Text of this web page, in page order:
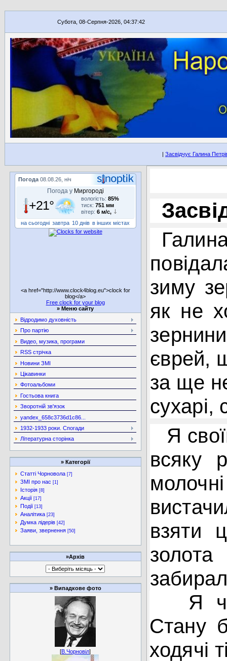
Субота, 08-Серпня-2026, 04:37:42
| Засвідчує Галина
Погода 08.08.26, ніч
Погода у Миргороді
+21° вологість: 85%
тиск: 751 мм
вітер: 6 м/с,
на сьогодні завтра 10 днів в інших містах
<a href="http://www.clock4blog.eu">clock for
blog</a>
Free clock for your blog
»Меню сайту
Відродимо духовність
Про партію
Видео, музика, програми
RSS стрічка
Новини ЗМІ
Цікавинки
Фотоальбоми
Гостьова книга
Зворотній зв'язок
yandex_658c3736d1c86...
1932-1933 роки. Спогади
Літературна сторінка
» Категорії
Статті Чорновола [7]
ЗМІ про нас [1]
Історія [8]
Акції [17]
Події [13]
Аналітика [23]
Думка лідерів [42]
Заяви, звернення [50]
»Архів
» Випадкове фото
[В.Чорновіл]
зиму
як не
єврей,
за ще
сухарі,
Я
всяку
взяти
золота
Я
Стану
ходячі